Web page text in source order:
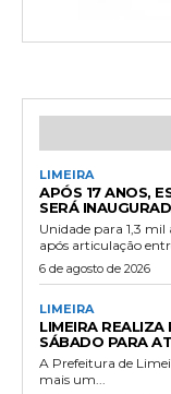
LIMEIRA
APÓS 17 ANOS,
SERÁ
Unidade para 1,3
após articulação
6 de agosto de 2026
LIMEIRA
LIMEIRA REALIZA
SÁBADO PARA
A Prefeitura de
mais um...